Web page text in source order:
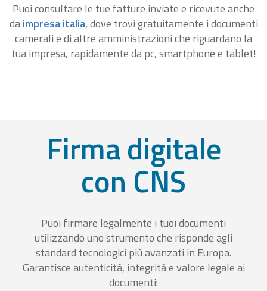
Puoi consultare le tue fatture inviate e ricevute anche
daimpresa italia, dove trovi gratuitamente i documenti
camerali e di altre amministrazioni che riguardano la
tua impresa, rapidamente da pc, smartphone e tablet!
Firma digitale
con CNS
Puoi firmare legalmente i tuoi documenti
utilizzando uno strumento che risponde agli
standard tecnologici più avanzati in Europa.
Garantisce autenticità, integrità e valore legale ai
documenti: